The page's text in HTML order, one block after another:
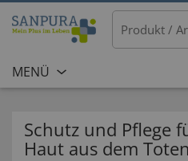
MENÜ
Schutz und Pflege
Haut aus dem